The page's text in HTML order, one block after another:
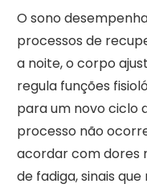
O sono
processos de
a noite, o corpo
regula funções
para um novo ciclo
processo não
acordar com dores
de fadiga, sinais